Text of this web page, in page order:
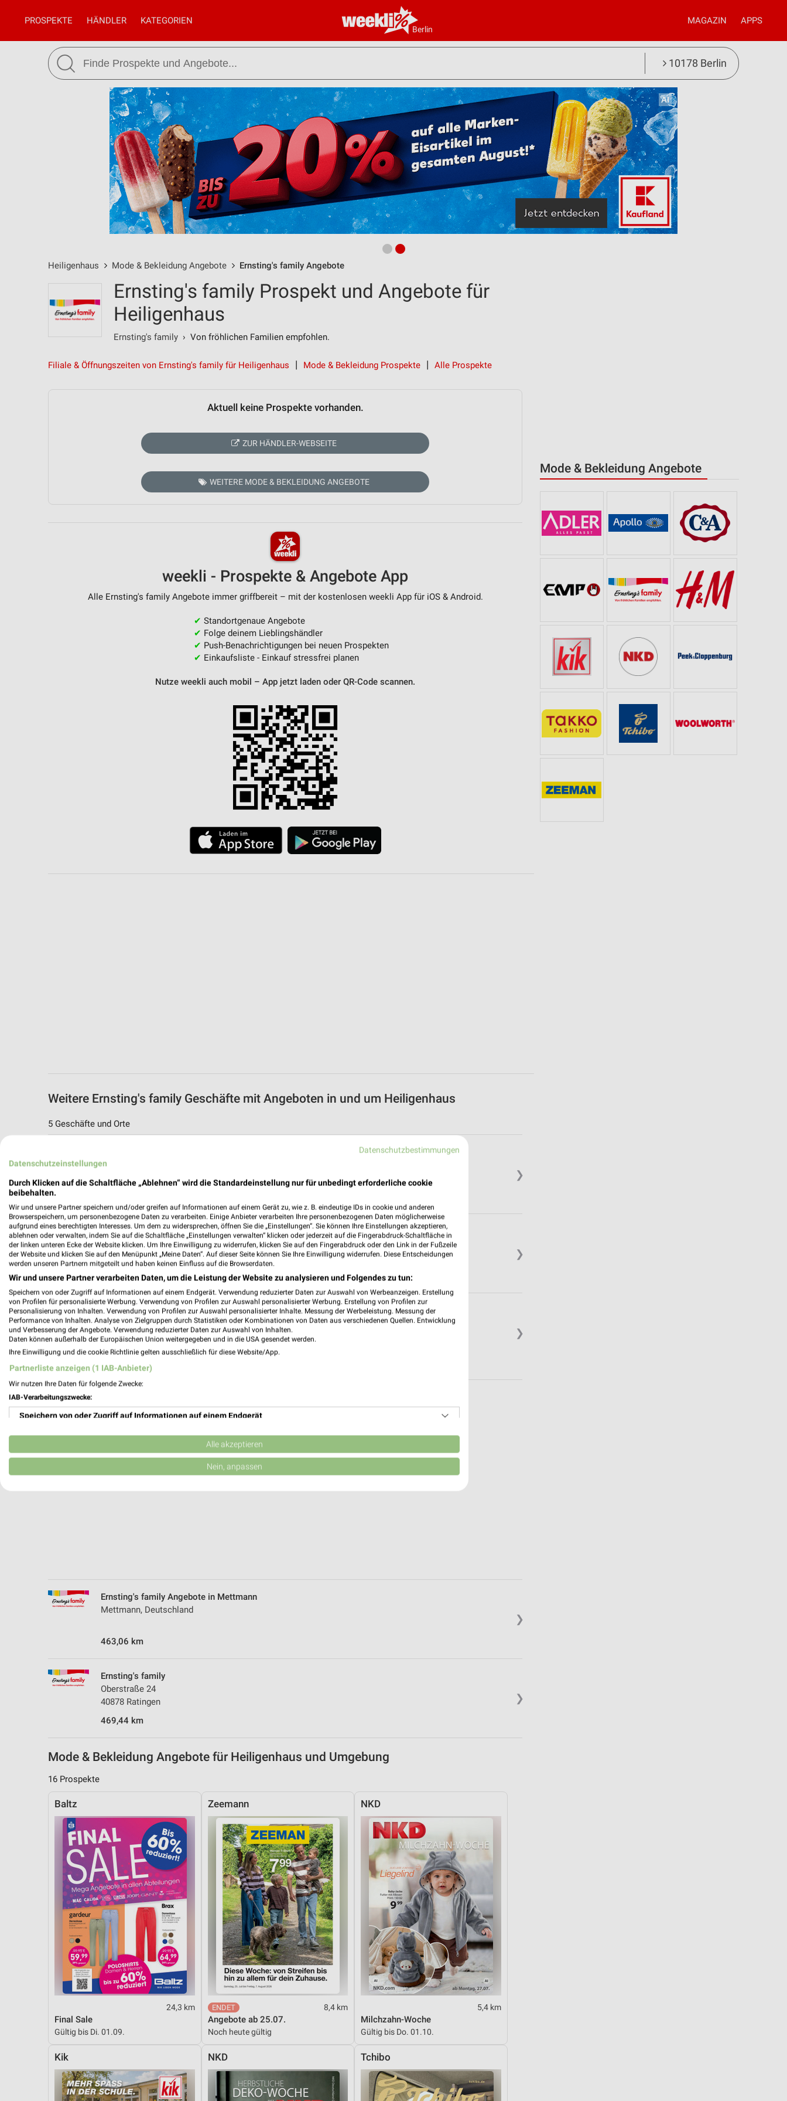
Berlin
PROSPEKTE HÄNDLER KATEGORIEN MAGAZIN APPS
10178 Berlin
Heiligenhaus Mode & Bekleidung Angebote Ernsting's family Angebote
Mode & Bekleidung Angebote
Ernsting's family Prospekt und Angebote für
Heiligenhaus
Ernsting's family › Von fröhlichen Familien empfohlen.
Filiale & Öffnungszeiten von Ernsting's family für Heiligenhaus Mode & Bekleidung Prospekte Alle Prospekte
Aktuell keine Prospekte vorhanden.
ZUR HÄNDLER-WEBSEITE
WEITERE MODE & BEKLEIDUNG ANGEBOTE
weekli - Prospekte & Angebote App
Alle Ernsting's family Angebote immer griffbereit – mit der kostenlosen weekli App für iOS & Android.
✔ Standortgenaue Angebote
✔ Folge deinem Lieblingshändler
✔ Push-Benachrichtigungen bei neuen Prospekten
✔ Einkaufsliste - Einkauf stressfrei planen
Nutze weekli auch mobil – App jetzt laden oder QR-Code scannen.
Weitere Ernsting's family Geschäfte mit Angeboten in und um Heiligenhaus
5 Geschäfte und Orte
❯
Velbert, Deutschland
❯
Ernsting's family Angebote in Wülfrath
Wülfrath, Deutschland
458,05 km
❯
Ernsting's family Angebote in Ratingen-Breitscheid
Ratingen-Breitscheid, Deutschland
466,35 km
❯
Ernsting's family Angebote in Mettmann
Mettmann, Deutschland
463,06 km
❯
Ernsting's family
Oberstraße 24
40878 Ratingen
469,44 km
Mode & Bekleidung Angebote für Heiligenhaus und Umgebung
16 Prospekte
Baltz
24,3 km
Final Sale
Gültig bis Di. 01.09.
Zeemann
8,4 km
Angebote ab 25.07.
Noch heute gültig
NKD
5,4 km
Milchzahn-Woche
Gültig bis Do. 01.10.
Kik NKD Tchibo
Datenschutzbestimmungen
Datenschutzeinstellungen
Durch Klicken auf die Schaltfläche „Ablehnen“ wird die Standardeinstellung nur für unbedingt erforderliche cookie
beibehalten.
Wir und unsere Partner speichern und/oder greifen auf Informationen auf einem Gerät zu, wie z. B. eindeutige IDs in cookie und anderen
Browserspeichern, um personenbezogene Daten zu verarbeiten. Einige Anbieter verarbeiten Ihre personenbezogenen Daten möglicherweise
aufgrund eines berechtigten Interesses. Um dem zu widersprechen, öffnen Sie die „Einstellungen“. Sie können Ihre Einstellungen akzeptieren,
ablehnen oder verwalten, indem Sie auf die Schaltfläche „Einstellungen verwalten“ klicken oder jederzeit auf die Fingerabdruck-Schaltfläche in
der linken unteren Ecke der Website klicken. Um Ihre Einwilligung zu widerrufen, klicken Sie auf den Fingerabdruck oder den Link in der Fußzeile
der Website und klicken Sie auf den Menüpunkt „Meine Daten“. Auf dieser Seite können Sie Ihre Einwilligung widerrufen. Diese Entscheidungen
werden unseren Partnern mitgeteilt und haben keinen Einfluss auf die Browserdaten.
Wir und unsere Partner verarbeiten Daten, um die Leistung der Website zu analysieren und Folgendes zu tun:
Speichern von oder Zugriff auf Informationen auf einem Endgerät. Verwendung reduzierter Daten zur Auswahl von Werbeanzeigen. Erstellung
von Profilen für personalisierte Werbung. Verwendung von Profilen zur Auswahl personalisierter Werbung. Erstellung von Profilen zur
Personalisierung von Inhalten. Verwendung von Profilen zur Auswahl personalisierter Inhalte. Messung der Werbeleistung. Messung der
Performance von Inhalten. Analyse von Zielgruppen durch Statistiken oder Kombinationen von Daten aus verschiedenen Quellen. Entwicklung
und Verbesserung der Angebote. Verwendung reduzierter Daten zur Auswahl von Inhalten.
Daten können außerhalb der Europäischen Union weitergegeben und in die USA gesendet werden.
Ihre Einwilligung und die cookie Richtlinie gelten ausschließlich für diese Website/App.
Partnerliste anzeigen (1 IAB-Anbieter)
Wir nutzen Ihre Daten für folgende Zwecke:
IAB-Verarbeitungszwecke:
Speichern von oder Zugriff auf Informationen auf einem Endgerät
Verwendung reduzierter Daten zur Auswahl von Werbeanzeigen
Erstellung von Profilen für personalisierte Werbung
Analyse von Zielgruppen durch Statistiken oder Kombinationen von Daten aus verschiedenen
Entwicklung und Verbesserung der Angebote
IAB-Besonderheiten:
Verwendung genauer Standortdaten
Geräte anhand von aktiv angeforderten Informationen identifizieren
Alle akzeptieren
Nein, anpassen